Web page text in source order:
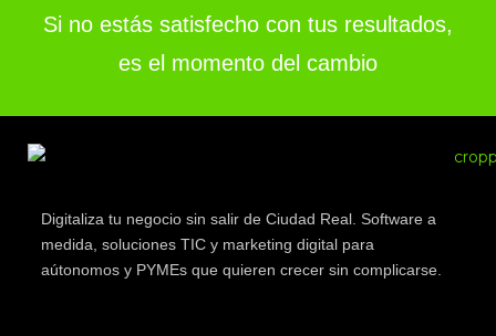
Si no estás satisfecho con tus resultados,
es el momento del cambio
Digitaliza tu negocio sin salir de Ciudad Real. Software a
medida, soluciones TIC y marketing digital para
aútonomos y PYMEs que quieren crecer sin complicarse.